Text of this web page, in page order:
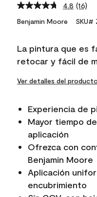
4.8 Read
16
link.
(16)
Benjamin Moore SKU#
La pintura que es
retocar y fácil de
Ver detalles del producto
Experiencia de
Mayor tiempo
aplicación
Ofrezca con
Benjamin Moore
Aplicación
encubrimiento